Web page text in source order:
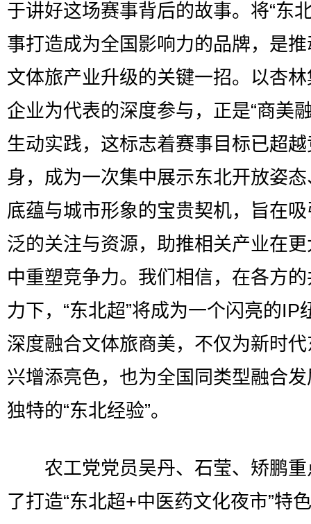
于讲好这场赛事背后的故事。将“东
事打造成为全国影响力的品牌，是
文体旅产业升级的关键一招。以杏
企业为代表的深度参与，正是“商美
生动实践，这标志着赛事目标已超
身，成为一次集中展示东北开放姿
底蕴与城市形象的宝贵契机，旨在
泛的关注与资源，助推相关产业在
中重塑竞争力。我们相信，在各方
力下，“东北超”将成为一个闪亮的IP
深度融合文体旅商美，不仅为新时
兴增添亮色，也为全国同类型融合
独特的“东北经验”。
农工党党员吴丹、石莹、矫鹏重
了打造“东北超+中医药文化夜市”特